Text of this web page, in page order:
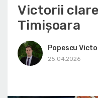
Victorii
Timișoara
Popescu
25.04.2026